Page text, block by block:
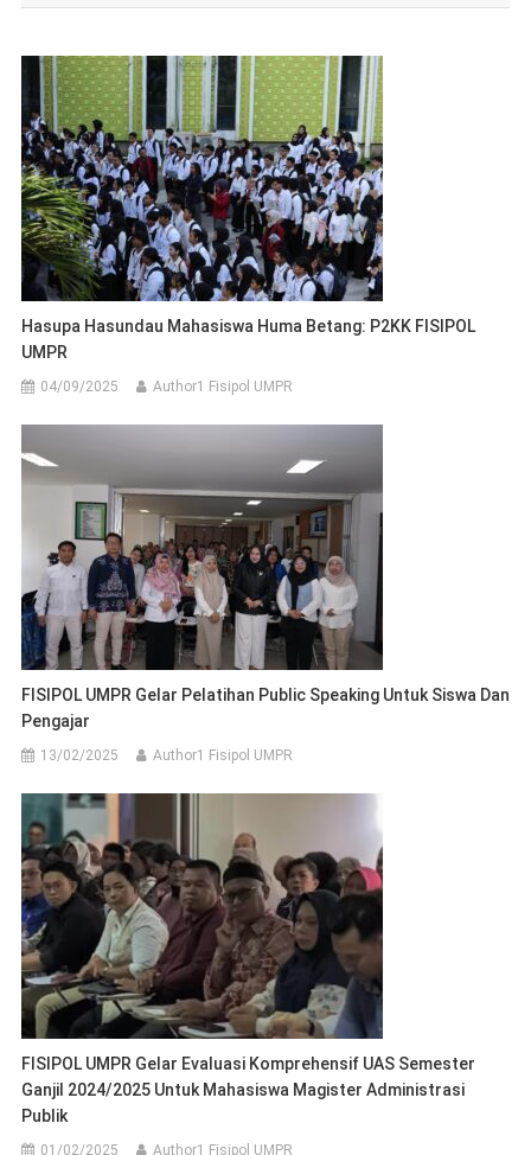
Hasupa Hasundau Mahasiswa Huma Betang: P2KK FISIPOL
UMPR
04/09/2025 Author1 Fisipol UMPR
FISIPOL UMPR Gelar Pelatihan Public Speaking Untuk Siswa Dan
Pengajar
13/02/2025 Author1 Fisipol UMPR
FISIPOL UMPR Gelar Evaluasi Komprehensif UAS Semester
Ganjil 2024/2025 Untuk Mahasiswa Magister Administrasi
Publik
01/02/2025 Author1 Fisipol UMPR